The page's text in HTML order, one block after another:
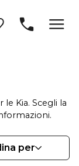
Kia. Scegli la
per